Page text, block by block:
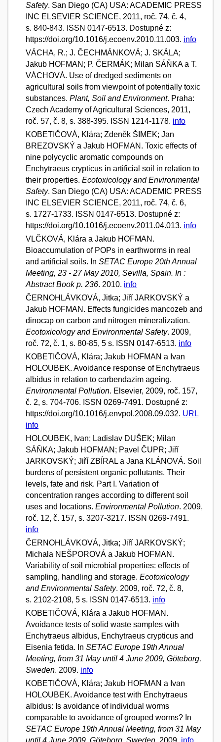
Safety. San Diego (CA) USA: ACADEMIC PRESS
INC ELSEVIER SCIENCE, 2011, roč. 74, č. 4,
s. 840-843. ISSN 0147-6513. Dostupné z:
https://doi.org/10.1016/j.ecoenv.2010.11.003. info
VÁCHA, R.; J. ČECHMÁNKOVÁ; J. SKÁLA;
Jakub HOFMAN; P. ČERMÁK; Milan SÁŇKA a T.
VÁCHOVÁ. Use of dredged sediments on
agricultural soils from viewpoint of potentially toxic
substances. Plant, Soil and Environment. Praha:
Czech Academy of Agricultural Sciences, 2011,
roč. 57, č. 8, s. 388-395. ISSN 1214-1178. info
KOBETIČOVÁ, Klára; Zdeněk ŠIMEK; Jan
BREZOVSKÝ a Jakub HOFMAN. Toxic effects of
nine polycyclic aromatic compounds on
Enchytraeus crypticus in artificial soil in relation to
their properties. Ecotoxicology and Environmental
Safety. San Diego (CA) USA: ACADEMIC PRESS
INC ELSEVIER SCIENCE, 2011, roč. 74, č. 6,
s. 1727-1733. ISSN 0147-6513. Dostupné z:
https://doi.org/10.1016/j.ecoenv.2011.04.013. info
VLČKOVÁ, Klára a Jakub HOFMAN.
Bioaccumulation of POPs in earthworms in real
and artificial soils. In SETAC Europe 20th Annual
Meeting, 23 - 27 May 2010, Sevilla, Spain. In :
Abstract Book p. 236. 2010. info
ČERNOHLÁVKOVÁ, Jitka; Jiří JARKOVSKÝ a
Jakub HOFMAN. Effects fungicides mancozeb and
dinocap on carbon and nitrogen mineralization.
Ecotoxicology and Environmental Safety. 2009,
roč. 72, č. 1, s. 80-85, 5 s. ISSN 0147-6513. info
KOBETIČOVÁ, Klára; Jakub HOFMAN a Ivan
HOLOUBEK. Avoidance response of Enchytraeus
albidus in relation to carbendazim ageing.
Environmental Pollution. Elsevier, 2009, roč. 157,
č. 2, s. 704-706. ISSN 0269-7491. Dostupné z:
https://doi.org/10.1016/j.envpol.2008.09.032. URL
info
HOLOUBEK, Ivan; Ladislav DUŠEK; Milan
SÁŇKA; Jakub HOFMAN; Pavel ČUPR; Jiří
JARKOVSKÝ; Jiří ZBÍRAL a Jana KLÁNOVÁ. Soil
burdens of persistent organic pollutants. Their
levels, fate and risk. Part I. Variation of
concentration ranges according to different soil
uses and locations. Environmental Pollution. 2009,
roč. 12, č. 157, s. 3207-3217. ISSN 0269-7491.
info
ČERNOHLÁVKOVÁ, Jitka; Jiří JARKOVSKÝ;
Michala NEŠPOROVÁ a Jakub HOFMAN.
Variability of soil microbial properties: effects of
sampling, handling and storage. Ecotoxicology
and Environmental Safety. 2009, roč. 72, č. 8,
s. 2102-2108, 5 s. ISSN 0147-6513. info
KOBETIČOVÁ, Klára a Jakub HOFMAN.
Avoidance tests of solid waste samples with
Enchytraeus albidus, Enchytraeus crypticus and
Eisenia fetida. In SETAC Europe 19th Annual
Meeting, from 31 May until 4 June 2009, Göteborg,
Sweden. 2009. info
KOBETIČOVÁ, Klára; Jakub HOFMAN a Ivan
HOLOUBEK. Avoidance test with Enchytraeus
albidus: Is avoidance of individual worms
comparable to avoidance of grouped worms? In
SETAC Europe 19th Annual Meeting, from 31 May
until 4 June 2009, Göteborg, Sweden . 2009. info